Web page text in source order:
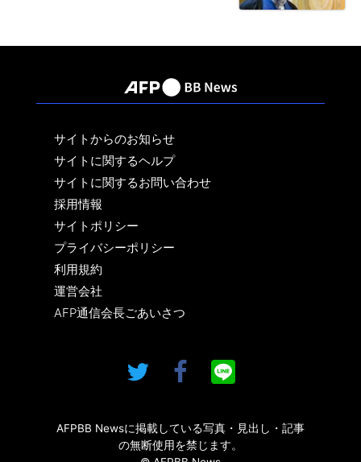
サイトからのお知らせ
サイトに関するヘルプ
サイトに関するお問い合わせ
採用情報
サイトポリシー
プライバシーポリシー
利用規約
運営会社
AFP通信会長ごあいさつ
AFPBB Newsに掲載している写真・見出し・記事
の無断使用を禁じます。